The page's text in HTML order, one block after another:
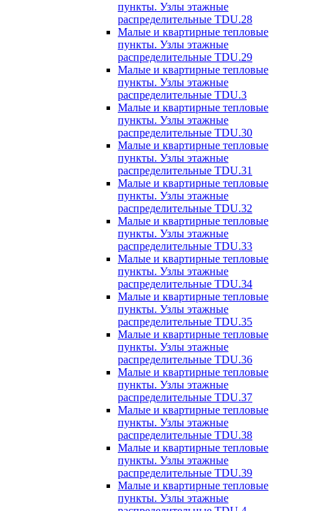
пункты. Узлы этажные
распределительные TDU.28
Малые и квартирные тепловые
пункты. Узлы этажные
распределительные TDU.29
Малые и квартирные тепловые
пункты. Узлы этажные
распределительные TDU.3
Малые и квартирные тепловые
пункты. Узлы этажные
распределительные TDU.30
Малые и квартирные тепловые
пункты. Узлы этажные
распределительные TDU.31
Малые и квартирные тепловые
пункты. Узлы этажные
распределительные TDU.32
Малые и квартирные тепловые
пункты. Узлы этажные
распределительные TDU.33
Малые и квартирные тепловые
пункты. Узлы этажные
распределительные TDU.34
Малые и квартирные тепловые
пункты. Узлы этажные
распределительные TDU.35
Малые и квартирные тепловые
пункты. Узлы этажные
распределительные TDU.36
Малые и квартирные тепловые
пункты. Узлы этажные
распределительные TDU.37
Малые и квартирные тепловые
пункты. Узлы этажные
распределительные TDU.38
Малые и квартирные тепловые
пункты. Узлы этажные
распределительные TDU.39
Малые и квартирные тепловые
пункты. Узлы этажные